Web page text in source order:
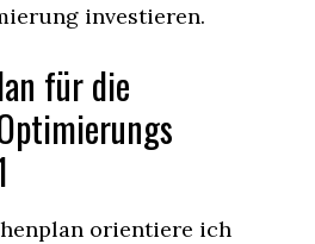
investieren.
für die
orientiere ich